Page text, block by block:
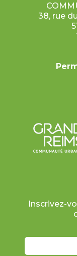
38, rue
Inscrivez-